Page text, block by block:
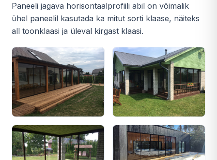
Paneeli jagava horisontaalprofiili abil on võimalik
ühel paneelil kasutada ka mitut sorti klaase, näiteks
all toonklaasi ja üleval kirgast klaasi.